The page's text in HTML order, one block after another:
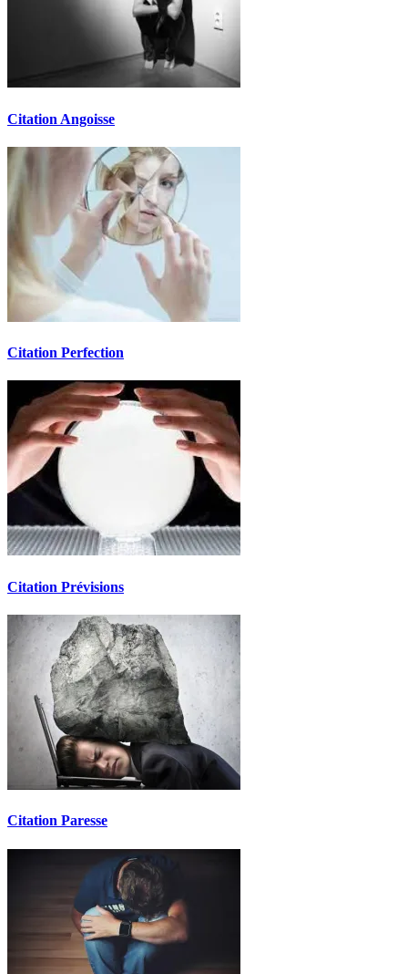
Citation Angoisse
Citation Perfection
Citation Prévisions
Citation Paresse